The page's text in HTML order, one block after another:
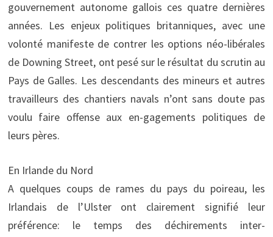
gouvernement autonome gallois ces quatre dernières
années. Les enjeux politiques britanniques, avec une
volonté manifeste de contrer les options néo-libérales
de Downing Street, ont pesé sur le résultat du scrutin au
Pays de Galles. Les descendants des mineurs et autres
travailleurs des chantiers navals n’ont sans doute pas
voulu faire offense aux en-gagements politiques de
leurs pères.
En Irlande du Nord
A quelques coups de rames du pays du poireau, les
Irlandais de l’Ulster ont clairement signifié leur
préférence: le temps des déchirements inter-